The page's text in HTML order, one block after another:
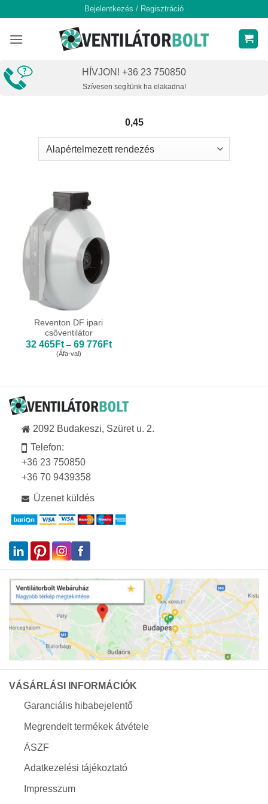
content
Bejelentkezés / Regisztráció
HÍVJON! +36 23 750850
Szívesen segítünk ha elakadna!
0,45
Reventon DF ipari
csőventilátor
32 465Ft – 69 776FtÁrtartomány:
(Áfa-val)
2092 Budakeszi, Szüret u. 2.
Telefon:
+36 23 750850
+36 70 9439358
Üzenet küldés
VÁSÁRLÁSI INFORMÁCIÓK
Garanciális hibabejelentő
Megrendelt termékek átvétele
ÁSZF
Adatkezelési tájékoztató
Impresszum